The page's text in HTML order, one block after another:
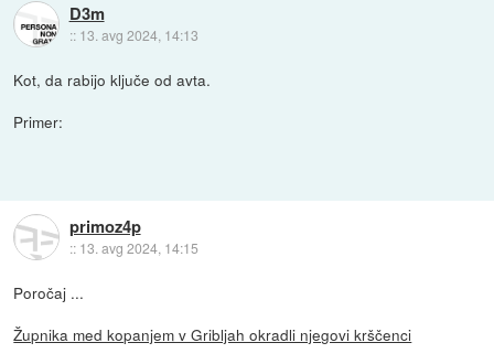
D3m
:: 13. avg 2024, 14:13
Kot, da rabijo ključe od avta.
Primer:
primoz4p
:: 13. avg 2024, 14:15
Poročaj ...
Župnika med kopanjem v Gribljah okradli njegovi krščenci